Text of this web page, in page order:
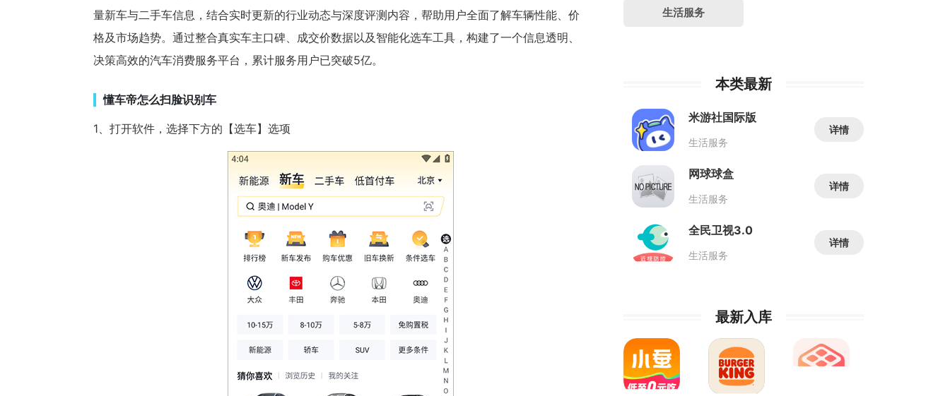
量新车与二手车信息，结合实时更新的行业动态与深度评测内容，帮助用户全面了解车辆性能、价
格及市场趋势。通过整合真实车主口碑、成交价数据以及智能化选车工具，构建了一个信息透明、
决策高效的汽车消费服务平台，累计服务用户已突破5亿。
懂车帝怎么扫脸识别车
1、打开软件，选择下方的【选车】选项
生活服务
本类最新
米游社国际版
生活服务
详情
网球球盒
生活服务
详情
全民卫视3.0
生活服务
详情
最新入库